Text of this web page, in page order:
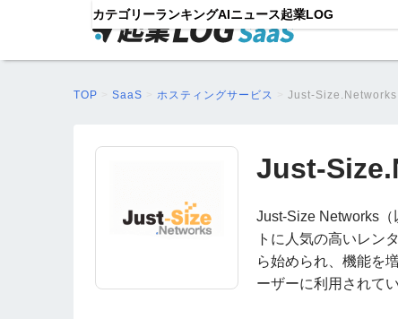
カテゴリーランキングAIニュース起業LOG
TOP SaaS ホスティングサービス Just-Size.Networks
Just-
Just-Size Networks
トに人気の高いレン
ら始められ、機能を
ーザーに利用されてい